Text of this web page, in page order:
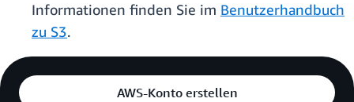
Informationen finden Sie im Benutzerhandbuch
zu S3.
AWS-Konto erstellen